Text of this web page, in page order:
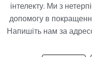
інтелекту. Ми з
допомогу в
Напишіть нам за